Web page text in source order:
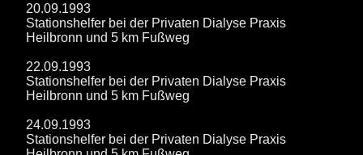
20.09.1993
Stationshelfer bei der Privaten Dialyse Praxis
Heilbronn und 5 km Fußweg
22.09.1993
Stationshelfer bei der Privaten Dialyse Praxis
Heilbronn und 5 km Fußweg
24.09.1993
Stationshelfer bei der Privaten Dialyse Praxis